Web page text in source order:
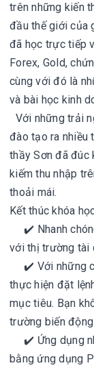
trên những kiến
đầu thế giới của
đã học trực tiếp
Forex, Gold,
cùng với đó là
và bài học kinh
Với những trải
đào tạo ra nhiều
thầy Sơn đã đúc
kiếm thu nhập
thoải mái.
Kết thúc khóa
✔️ Nhanh
với thị trường tài
✔️ Với những
thực hiện đặt
mục tiêu. Bạn
trường biến
✔️ Ứng dụng
bằng ứng dụng